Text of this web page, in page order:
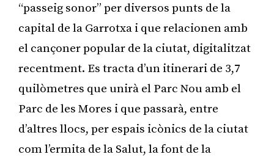
“passeig sonor” per diversos punts de la
capital de la Garrotxa i que relacionen amb
el cançoner popular de la ciutat, digitalitzat
recentment. Es tracta d’un itinerari de 3,7
quilòmetres que unirà el Parc Nou amb el
Parc de les Mores i que passarà, entre
d’altres llocs, per espais icònics de la ciutat
com l’ermita de la Salut, la font de la